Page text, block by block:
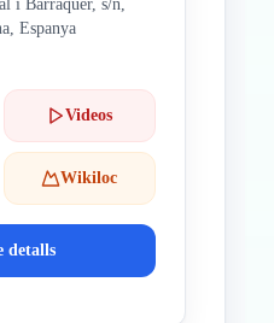
i Barraquer, s/n,
Espanya
Videos
Wikiloc
detalls